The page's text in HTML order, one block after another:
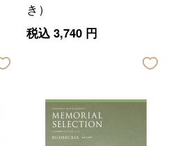
き）
税込 3,740円